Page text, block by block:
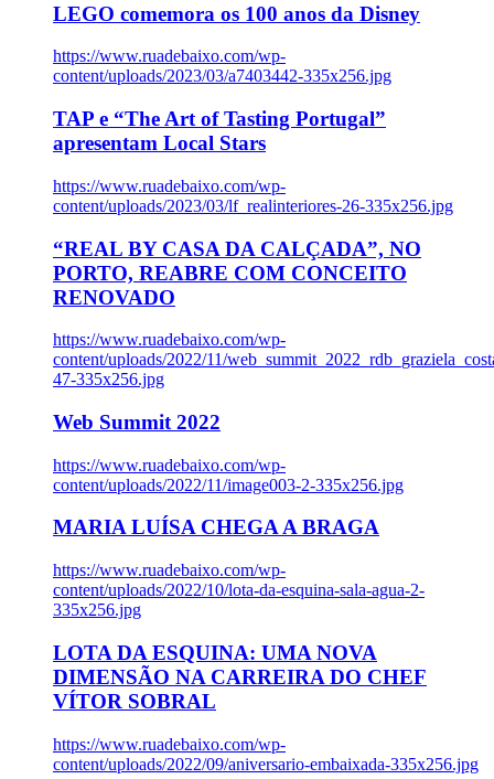
LEGO comemora os 100 anos da Disney
https://www.ruadebaixo.com/wp-
content/uploads/2023/03/a7403442-335x256.jpg
TAP e “The Art of Tasting Portugal”
apresentam Local Stars
https://www.ruadebaixo.com/wp-
content/uploads/2023/03/lf_realinteriores-26-335x256.jpg
“REAL BY CASA DA CALÇADA”, NO
PORTO, REABRE COM CONCEITO
RENOVADO
https://www.ruadebaixo.com/wp-
content/uploads/2022/11/
47-335x256.jpg
Web Summit 2022
https://www.ruadebaixo.com/wp-
content/uploads/2022/11/image003-2-335x256.jpg
MARIA LUÍSA CHEGA A BRAGA
https://www.ruadebaixo.com/wp-
content/uploads/2022/10/lota-da-esquina-sala-agua-2-
335x256.jpg
LOTA DA ESQUINA: UMA NOVA
DIMENSÃO NA CARREIRA DO CHEF
VÍTOR SOBRAL
https://www.ruadebaixo.com/wp-
content/uploads/2022/09/aniversario-embaixada-335x256.jpg